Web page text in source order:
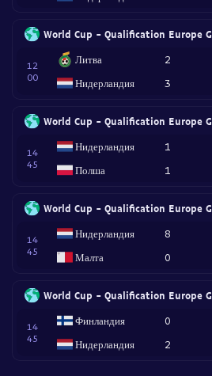
World Cup - Qualification Europe
12
00
Литва
Нидерландия
2
3
World Cup - Qualification Europe
14
45
Нидерландия
Полша
1
1
World Cup - Qualification Europe
14
45
Нидерландия
Малта
8
0
World Cup - Qualification Europe
14
45
Финландия
Нидерландия
0
2